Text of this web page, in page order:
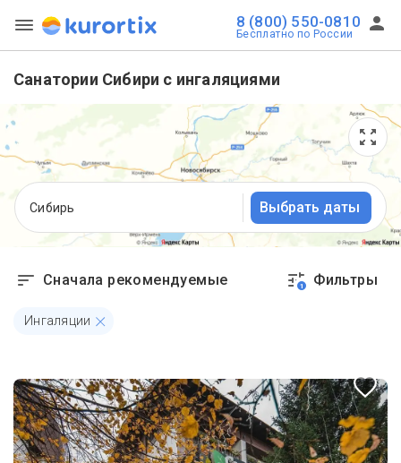
8 (800) 550-0810
Бесплатно по России
Санатории Сибири с ингаляциями
Сибирь Выбрать даты
Сначала рекомендуемые 1 Фильтры
Ингаляции